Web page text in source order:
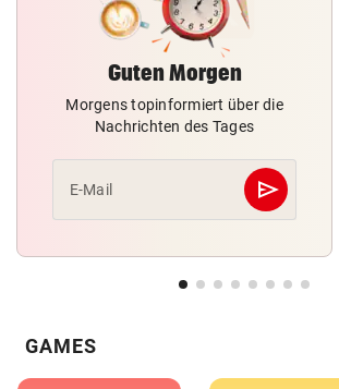
Guten Morgen
Morgens topinformiert über die
Nachrichten des Tages
E-Mail send
Abschicken
GAMES